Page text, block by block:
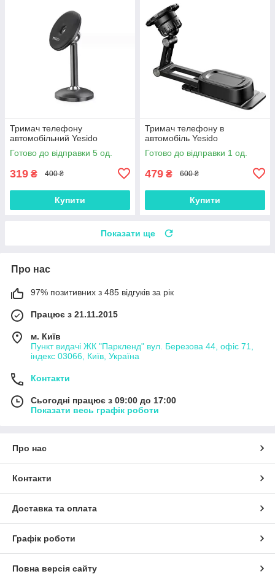
Тримач телефону
автомобільний Yesido
Готово до відправки 5 од.
319 ₴ 400 ₴
Купити
Тримач телефону в
автомобіль Yesido
Готово до відправки 1 од.
479 ₴ 600 ₴
Купити
Показати ще
Про нас
97% позитивних з 485 відгуків за рік
Працює з 21.11.2015
м. Київ
Пункт видачі ЖК "Паркленд" вул. Березова 44, офіс 71,
індекс 03066, Київ, Україна
Контакти
Сьогодні працює з 09:00 до 17:00
Показати весь графік роботи
Про нас
Контакти
Доставка та оплата
Графік роботи
Повна версія сайту